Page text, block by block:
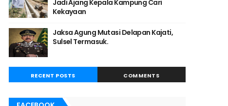
Jadi Ajang Kepala Kampung Cari
Kekayaan
Jaksa Agung Mutasi Delapan Kajati,
Sulsel Termasuk.
RECENT POSTS COMMENTS